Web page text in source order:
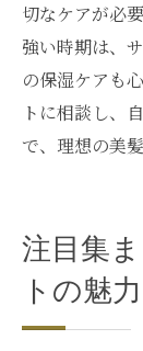
切なケアが必
強い時期は、
の保湿ケアも
トに相談し、
で、理想の美
注目集
トの魅